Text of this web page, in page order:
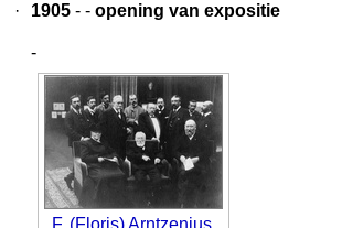
·
1905 - - opening van expositie
-
F. (Floris) Arntzenius,